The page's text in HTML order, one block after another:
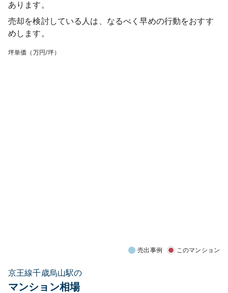
あります。
売却を検討している人は、なるべく早めの行動をおすす
めします。
坪単価（万円/坪）
売出事例 このマンション
京王線千歳烏山駅の
マンション相場